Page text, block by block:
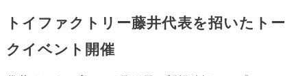
トイファクトリー藤井代表を招いたトー
クイベント開催